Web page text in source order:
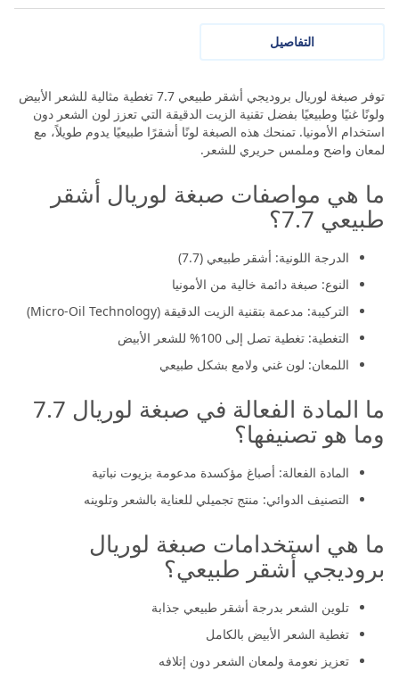
التفاصيل
توفر صبغة لوريال بروديجي أشقر طبيعي 7.7 تغطية مثالية للشعر الأبيض
ولونًا غنيًا وطبيعيًا بفضل تقنية الزيت الدقيقة التي تعزز لون الشعر دون
استخدام الأمونيا. تمنحك هذه الصبغة لونًا أشقرًا طبيعيًا يدوم طويلاً، مع
لمعان واضح وملمس حريري للشعر.
ما هي مواصفات صبغة لوريال أشقر
طبيعي 7.7؟
الدرجة اللونية: أشقر طبيعي (7.7)
النوع: صبغة دائمة خالية من الأمونيا
التركيبة: مدعمة بتقنية الزيت الدقيقة (Micro-Oil Technology)
التغطية: تغطية تصل إلى 100% للشعر الأبيض
اللمعان: لون غني ولامع بشكل طبيعي
ما المادة الفعالة في صبغة لوريال 7.7
وما هو تصنيفها؟
المادة الفعالة: أصباغ مؤكسدة مدعومة بزيوت نباتية
التصنيف الدوائي: منتج تجميلي للعناية بالشعر وتلوينه
ما هي استخدامات صبغة لوريال
بروديجي أشقر طبيعي؟
تلوين الشعر بدرجة أشقر طبيعي جذابة
تغطية الشعر الأبيض بالكامل
تعزيز نعومة ولمعان الشعر دون إتلافه